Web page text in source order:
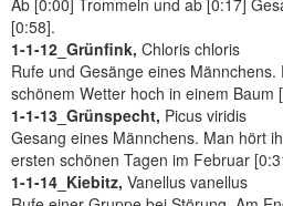
Ab [0:00] Trommeln und ab [0:17]
[0:58].
1-1-12_Grünfink, Chloris chloris
Rufe und Gesänge eines
schönem Wetter hoch in einem Baum
1-1-13_Grünspecht, Picus viridis
Gesang eines Männchens. Man hört
ersten schönen Tagen im Februar
1-1-14_Kiebitz, Vanellus vanellus